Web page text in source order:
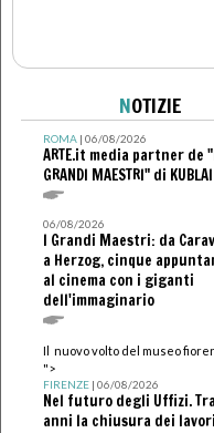
NOTIZIE
ROMA| 06/08/2026
ARTE.it media partner de
GRANDI MAESTRI" di
06/08/2026
I Grandi Maestri: da
a Herzog, cinque
al cinema con i giganti
dell'immaginario
Il nuovo volto del museo
">
FIRENZE| 06/08/2026
Nel futuro degli Uffizi.
anni la chiusura dei lavori